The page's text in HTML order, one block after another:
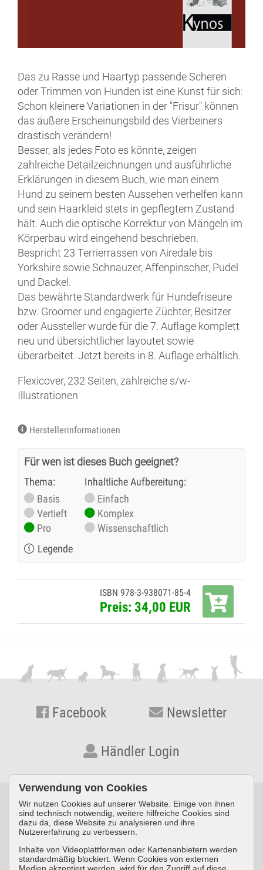
Das zu Rasse und Haartyp passende Scheren
oder Trimmen von Hunden ist eine Kunst für sich:
Schon kleinere Variationen in der "Frisur" können
das äußere Erscheinungsbild des Vierbeiners
drastisch verändern!
Besser, als jedes Foto es könnte, zeigen
zahlreiche Detailzeichnungen und ausführliche
Erklärungen in diesem Buch, wie man einem
Hund zu seinem besten Aussehen verhelfen kann
und sein Haarkleid stets in gepflegtem Zustand
hält. Auch die optische Korrektur von Mängeln im
Körperbau wird eingehend beschrieben.
Bespricht 23 Terrierrassen von Airedale bis
Yorkshire sowie Schnauzer, Affenpinscher, Pudel
und Dackel.
Das bewährte Standardwerk für Hundefriseure
bzw. Groomer und engagierte Züchter, Besitzer
oder Aussteller wurde für die 7. Auflage komplett
neu und übersichtlicher layoutet sowie
überarbeitet. Jetzt bereits in 8. Auflage erhältlich.
Flexicover, 232 Seiten, zahlreiche s/w-
Illustrationen
Herstellerinformationen
Für wen ist dieses Buch geeignet?
Thema:
Basis
Vertieft
Pro
Inhaltliche Aufbereitung:
Einfach
Komplex
Wissenschaftlich
Legende
ISBN 978-3-938071-85-4
Preis: 34,00 EUR
Facebook Newsletter
Händler Login
© KYNOS VERLAG Dr. Dieter Fleig GmbH · Konrad-Zuse-Straße
3 · D-54552 Nerdlen/Daun ·Telefon: +49 (0) 6592 957389-0
Impressum Datenschutz AGB
Verwendung von Cookies
Wir nutzen Cookies auf unserer Website. Einige von ihnen
sind technisch notwendig, weitere hilfreiche Cookies sind
dazu da, diese Website zu analysieren und ihre
Nutzererfahrung zu verbessern.
Inhalte von Videoplattformen oder Kartenanbietern werden
standardmäßig blockiert. Wenn Cookies von externen